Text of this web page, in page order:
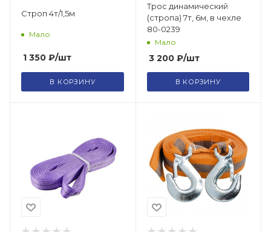
Строп 4т/1,5м
Мало
1 350 ₽/шт
В КОРЗИНУ
Трос динамический
(стропа) 7т, 6м, в чехле
80-0239
Мало
3 200₽/шт
В КОРЗИНУ